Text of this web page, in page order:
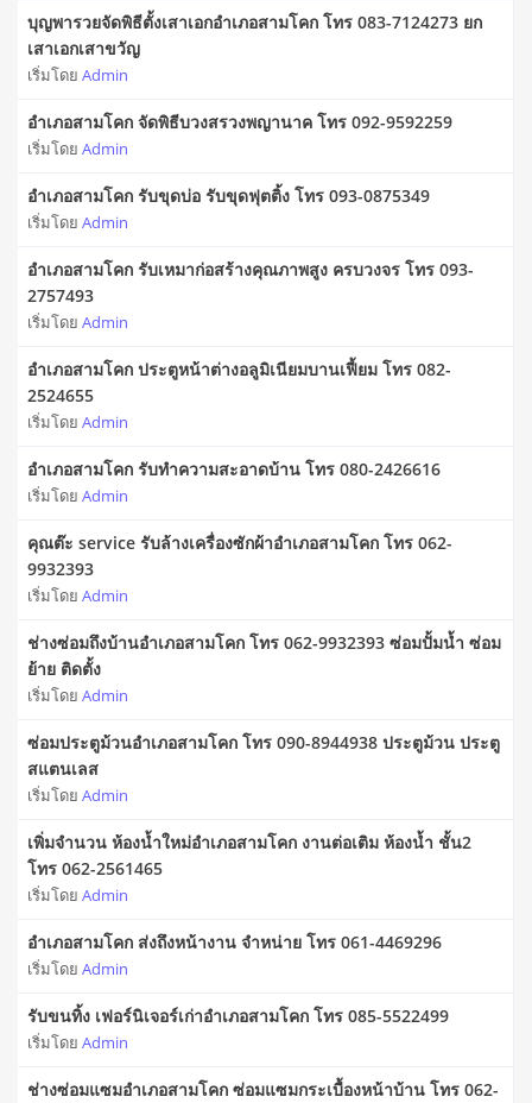
บุญพารวยจัดพิธีตั้งเสาเอกอำเภอสามโคก โทร 083-7124273 ยก
เสาเอกเสาขวัญ
เริ่มโดย Admin
อำเภอสามโคก จัดพิธีบวงสรวงพญานาค โทร 092-9592259
เริ่มโดย Admin
อำเภอสามโคก รับขุดบ่อ รับขุดฟุตติ้ง โทร 093-0875349
เริ่มโดย Admin
อำเภอสามโคก รับเหมาก่อสร้างคุณภาพสูง ครบวงจร โทร 093-
2757493
เริ่มโดย Admin
อำเภอสามโคก ประตูหน้าต่างอลูมิเนียมบานเฟี้ยม โทร 082-
2524655
เริ่มโดย Admin
อำเภอสามโคก รับทำความสะอาดบ้าน โทร 080-2426616
เริ่มโดย Admin
คุณต๊ะ service รับล้างเครื่องซักผ้าอำเภอสามโคก โทร 062-
9932393
เริ่มโดย Admin
ช่างซ่อมถึงบ้านอำเภอสามโคก โทร 062-9932393 ซ่อมปั้มน้ำ ซ่อม
ย้าย ติดตั้ง
เริ่มโดย Admin
ซ่อมประตูม้วนอำเภอสามโคก โทร 090-8944938 ประตูม้วน ประตู
สแตนเลส
เริ่มโดย Admin
เพิ่มจำนวน ห้องน้ำใหม่อำเภอสามโคก งานต่อเติม ห้องน้ำ ชั้น2
โทร 062-2561465
เริ่มโดย Admin
อำเภอสามโคก ส่งถึงหน้างาน จำหน่าย โทร 061-4469296
เริ่มโดย Admin
รับขนทิ้ง เฟอร์นิเจอร์เก่าอำเภอสามโคก โทร 085-5522499
เริ่มโดย Admin
ช่างซ่อมแซมอำเภอสามโคก ซ่อมแซมกระเบื้องหน้าบ้าน โทร 062-